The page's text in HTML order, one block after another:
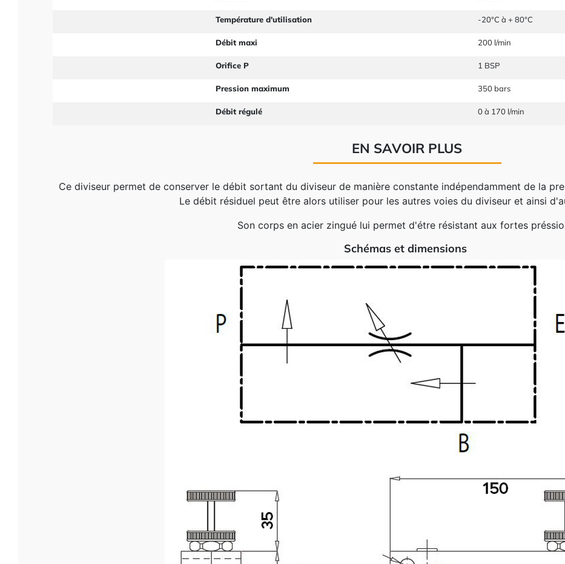
Température d'utilisation -20°C à + 80°C
Débit maxi 200 l/min
Orifice P 1 BSP
Pression maximum 350 bars
Débit régulé 0 à 170 l/min
EN SAVOIR PLUS
Ce diviseur permet de conserver le débit sortant du diviseur de manière constante indépendamment de la
Le débit résiduel peut être alors utiliser pour les autres voies du diviseur et ainsi
Son corps en acier zingué lui permet d'étre résistant aux fortes
Schémas et dimensions